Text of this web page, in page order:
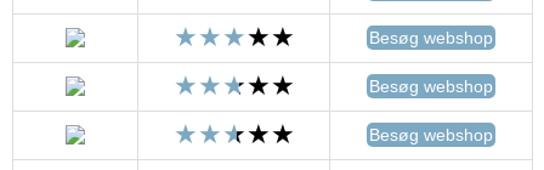
Besøg webshop
Besøg webshop
Besøg webshop